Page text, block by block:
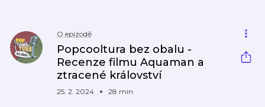
O epizodě
Popcooltura bez obalu -
Recenze filmu Aquaman a
ztracené království
25. 2. 2024 28 min